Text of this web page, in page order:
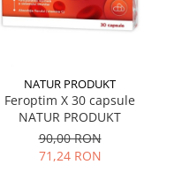
NATUR PRODUKT
Feroptim X 30 capsule
NATUR PRODUKT
90,00 RON
71,24 RON